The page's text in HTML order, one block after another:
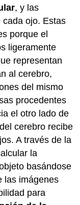
, y las
cada ojo. Estas
porque el
ligeramente
representan
al cerebro,
del mismo
procedentes
el otro lado de
cerebro recibe
A través de la
la
basándose
las imágenes
para